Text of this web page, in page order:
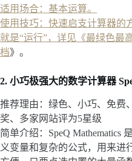
适用场合：基本运算。
使用技巧：快速启支计算器
就是“运行”，详见《最绿色最
档》。
2. 小巧极强大的数学计算器
推荐理由：绿色、小巧、免费
奖、多家网站评为5星级
简单介绍：SpeQ Mathematics
义变量和复杂的公式，用来进